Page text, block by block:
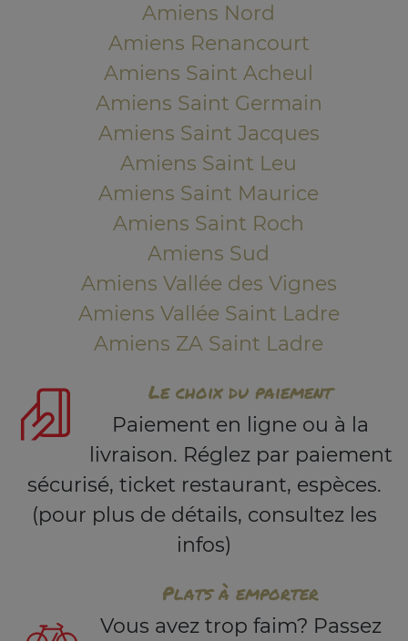
Amiens Nord
Amiens Renancourt
Amiens Saint Acheul
Amiens Saint Germain
Amiens Saint Jacques
Amiens Saint Leu
Amiens Saint Maurice
Amiens Saint Roch
Amiens Sud
Amiens Vallée des Vignes
Amiens Vallée Saint Ladre
Amiens ZA Saint Ladre
Le choix du paiement
Paiement en ligne ou à la
livraison. Réglez par paiement
sécurisé, ticket restaurant, espèces.
(pour plus de détails, consultez les
infos)
Plats à emporter
Vous avez trop faim? Passez